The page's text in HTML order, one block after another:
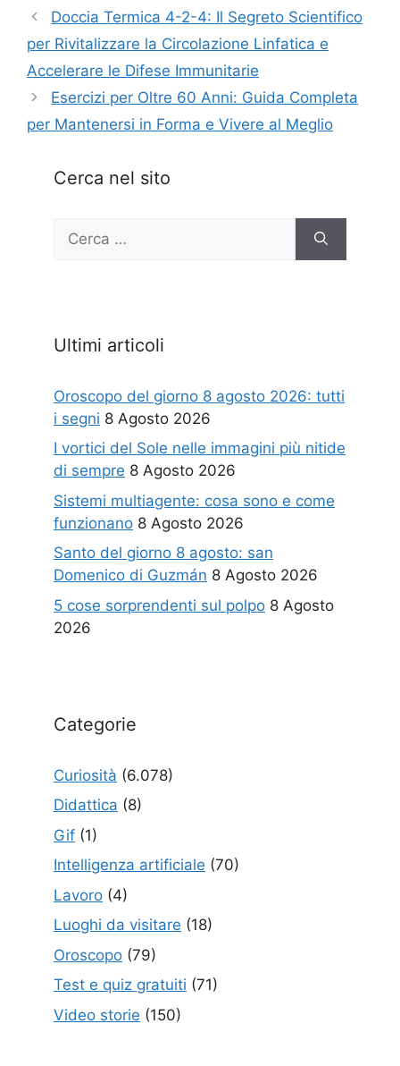
Doccia Termica 4-2-4: Il Segreto Scientifico
per Rivitalizzare la Circolazione Linfatica e
Accelerare le Difese Immunitarie
Esercizi per Oltre 60 Anni: Guida Completa
per Mantenersi in Forma e Vivere al Meglio
Cerca nel sito
per:
Ultimi articoli
Oroscopo del giorno 8 agosto 2026: tutti
i segni 8 Agosto 2026
I vortici del Sole nelle immagini più nitide
di sempre 8 Agosto 2026
Sistemi multiagente: cosa sono e come
funzionano 8 Agosto 2026
Santo del giorno 8 agosto: san
Domenico di Guzmán 8 Agosto 2026
5 cose sorprendenti sul polpo 8 Agosto
2026
Categorie
Curiosità (6.078)
Didattica (8)
Gif (1)
Intelligenza artificiale (70)
Lavoro (4)
Luoghi da visitare (18)
Oroscopo (79)
Test e quiz gratuiti (71)
Video storie (150)